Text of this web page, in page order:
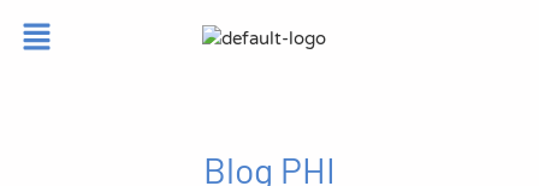
Blog PHI